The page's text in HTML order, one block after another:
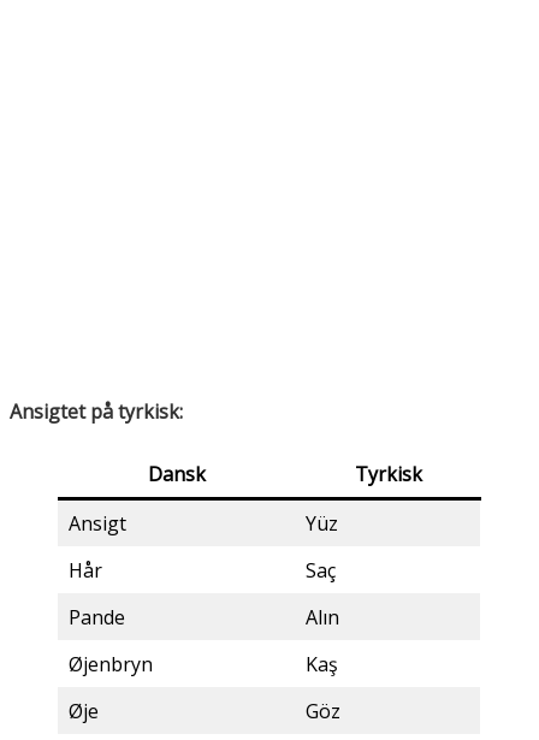
Ansigtet på tyrkisk:
Dansk
Tyrkisk
Ansigt
Yüz
Hår
Saç
Pande
Alın
Øjenbryn
Kaş
Øje
Göz